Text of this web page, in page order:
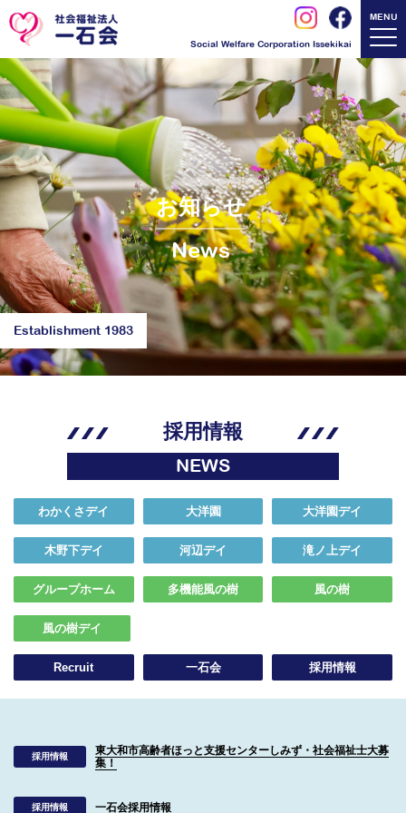
Social Welfare Corporation Issekikai
MENU
お知らせ
News
Establishment 1983
採用情報
NEWS
わかくさデイ 大洋園 大洋園デイ
木野下デイ 河辺デイ 滝ノ上デイ
グループホーム 多機能風の樹 風の樹
風の樹デイ
Recruit 一石会 採用情報
採用情報
東大和市高齢者ほっと支援センターしみず・社会福祉士大募
集！
採用情報 一石会採用情報